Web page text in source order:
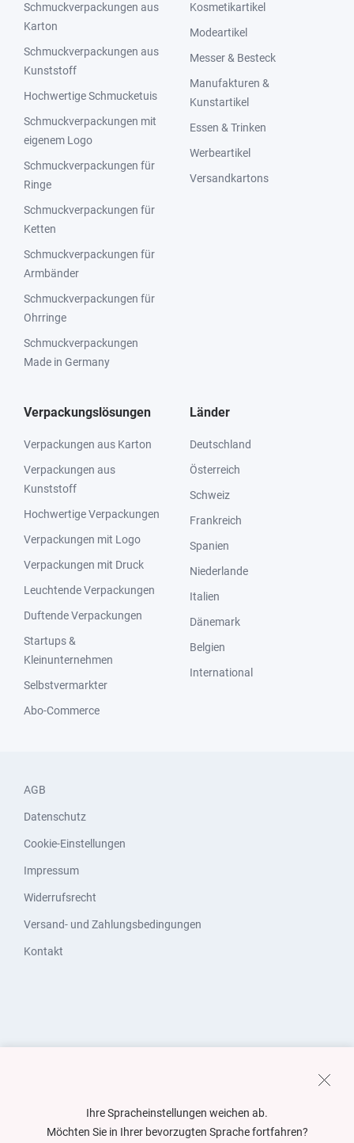
Schmuckverpackungen aus
Karton
Schmuckverpackungen aus
Kunststoff
Hochwertige Schmucketuis
Schmuckverpackungen mit
eigenem Logo
Schmuckverpackungen für
Ringe
Schmuckverpackungen für
Ketten
Schmuckverpackungen für
Armbänder
Schmuckverpackungen für
Ohrringe
Schmuckverpackungen
Made in Germany
Kosmetikartikel
Modeartikel
Messer & Besteck
Manufakturen &
Kunstartikel
Essen & Trinken
Werbeartikel
Versandkartons
Verpackungslösungen
Verpackungen aus Karton
Verpackungen aus
Kunststoff
Hochwertige Verpackungen
Verpackungen mit Logo
Verpackungen mit Druck
Leuchtende Verpackungen
Duftende Verpackungen
Startups &
Kleinunternehmen
Selbstvermarkter
Abo-Commerce
Länder
Deutschland
Österreich
Schweiz
Frankreich
Spanien
Niederlande
Italien
Dänemark
Belgien
International
AGB
Datenschutz
Cookie-Einstellungen
Impressum
Widerrufsrecht
Versand- und Zahlungsbedingungen
Kontakt
Ihre Spracheinstellungen weichen ab.
Möchten Sie in Ihrer bevorzugten Sprache fortfahren?